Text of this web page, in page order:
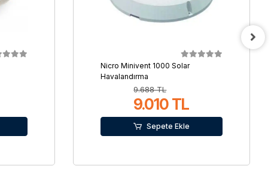
Nicro Minivent 1000 Solar
Havalandırma
9.688 TL
9.010 TL
Sepete Ekle